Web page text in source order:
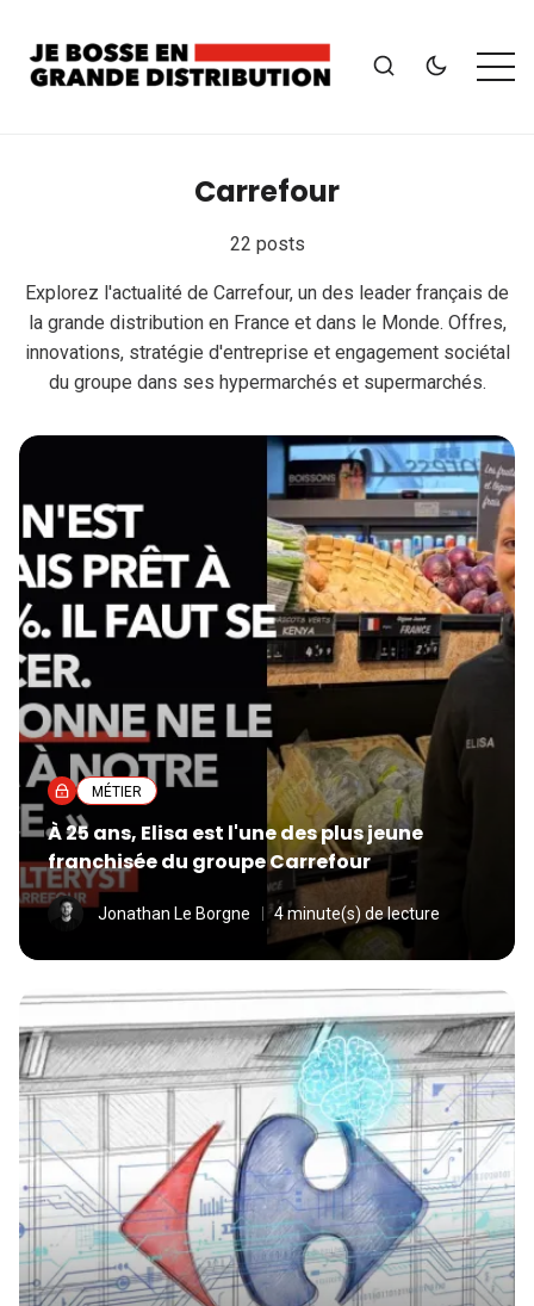
Carrefour
22 posts
Explorez l'actualité de Carrefour, un des leader français de
la grande distribution en France et dans le Monde. Offres,
innovations, stratégie d'entreprise et engagement sociétal
du groupe dans ses hypermarchés et supermarchés.
MÉTIER
À 25 ans, Elisa est l'une des plus jeune
franchisée du groupe Carrefour
Jonathan Le Borgne 4 minute(s) de lecture